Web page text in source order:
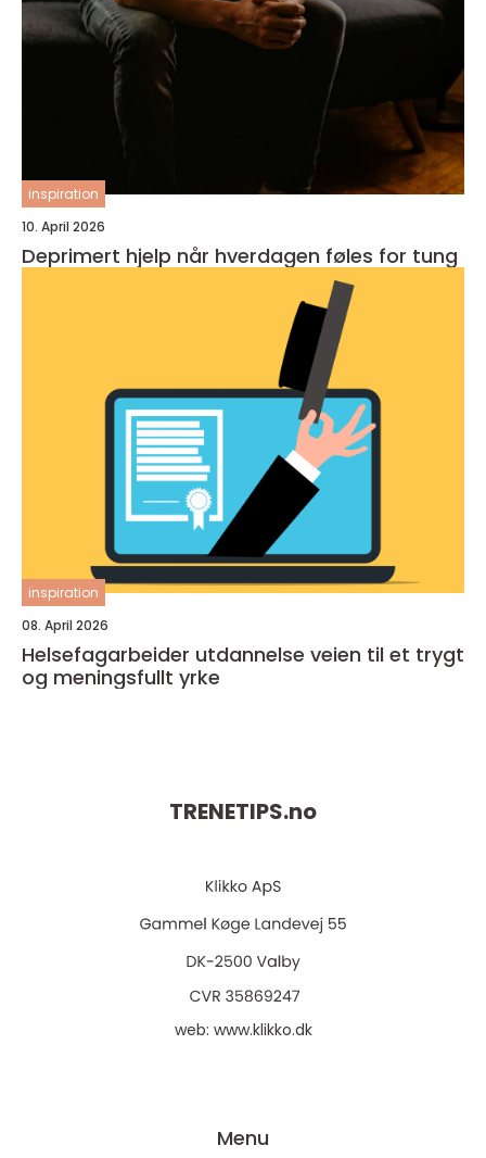
inspiration
10. April 2026
Deprimert hjelp når hverdagen føles for tung
inspiration
08. April 2026
Helsefagarbeider utdannelse veien til et trygt
og meningsfullt yrke
TRENETIPS.no
web: www.klikko.dk
Menu